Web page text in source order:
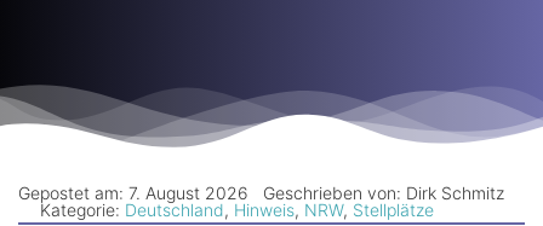
Newsletter
Gepostet am: 7. August 2026
Geschrieben von: Dirk Schmitz
Kategorie: Deutschland, Hinweis, NRW, Stellplätze